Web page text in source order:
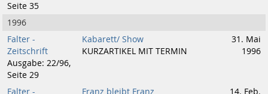
Seite 35
1996
Falter -
Zeitschrift
Ausgabe: 22/96,
Seite 29
Kabarett/ Show
KURZARTIKEL MIT TERMIN
31. Mai
1996
Falter - Franz bleibt Franz 14. Feb.